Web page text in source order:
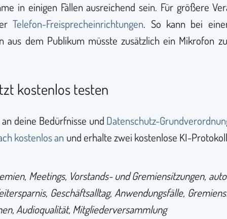
in einigen Fällen ausreichend sein. Für größere
Telefon-Freisprecheinrichtungen. So kann bei
aus dem Publikum müsste zusätzlich ein Mikrofon
kostenlos testen
deine Bedürfnisse und Datenschutz-
kostenlos an und erhalte zwei kostenlose KI-
Meetings, Vorstands- und Gremiensitzungen,
Geschäftsalltag, Anwendungsfälle,
Audioqualität, Mitgliederversammlung